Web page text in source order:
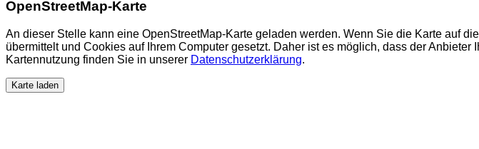
OpenStreetMap-Karte
An dieser Stelle kann eine OpenStreetMap-Karte geladen werden. Wenn Sie die Karte auf
übermittelt und Cookies auf Ihrem Computer gesetzt. Daher ist es möglich, dass der
Kartennutzung finden Sie in unserer Datenschutzerklärung.
Karte laden